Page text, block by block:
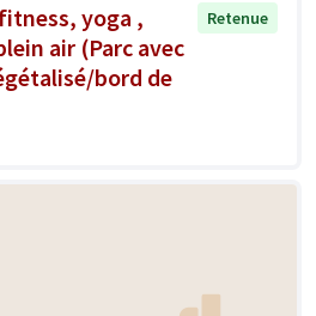
yoga ,
air (Parc avec
bord de
Retenue